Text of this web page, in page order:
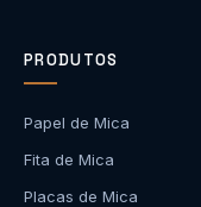
PRODUTOS
Papel de Mica
Fita de Mica
Placas de Mica